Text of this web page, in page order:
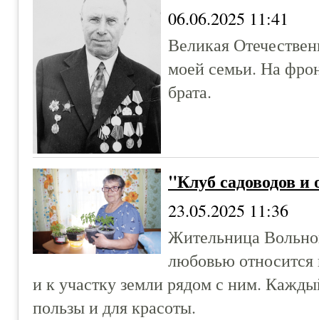
06.06.2025 11:41
Великая
моей семьи. На
брата.
"Клуб садоводов
23.05.2025 11:36
Жительница
любовью
и к участку земли рядом с ним.
пользы и для красоты.